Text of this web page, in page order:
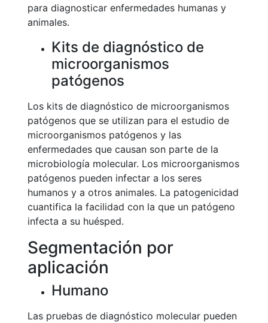
para diagnosticar enfermedades humanas y
animales.
Kits de diagnóstico de
microorganismos
patógenos
Los kits de diagnóstico de microorganismos
patógenos que se utilizan para el estudio de
microorganismos patógenos y las
enfermedades que causan son parte de la
microbiología molecular. Los microorganismos
patógenos pueden infectar a los seres
humanos y a otros animales. La patogenicidad
cuantifica la facilidad con la que un patógeno
infecta a su huésped.
Segmentación por
aplicación
Humano
Las pruebas de diagnóstico molecular pueden